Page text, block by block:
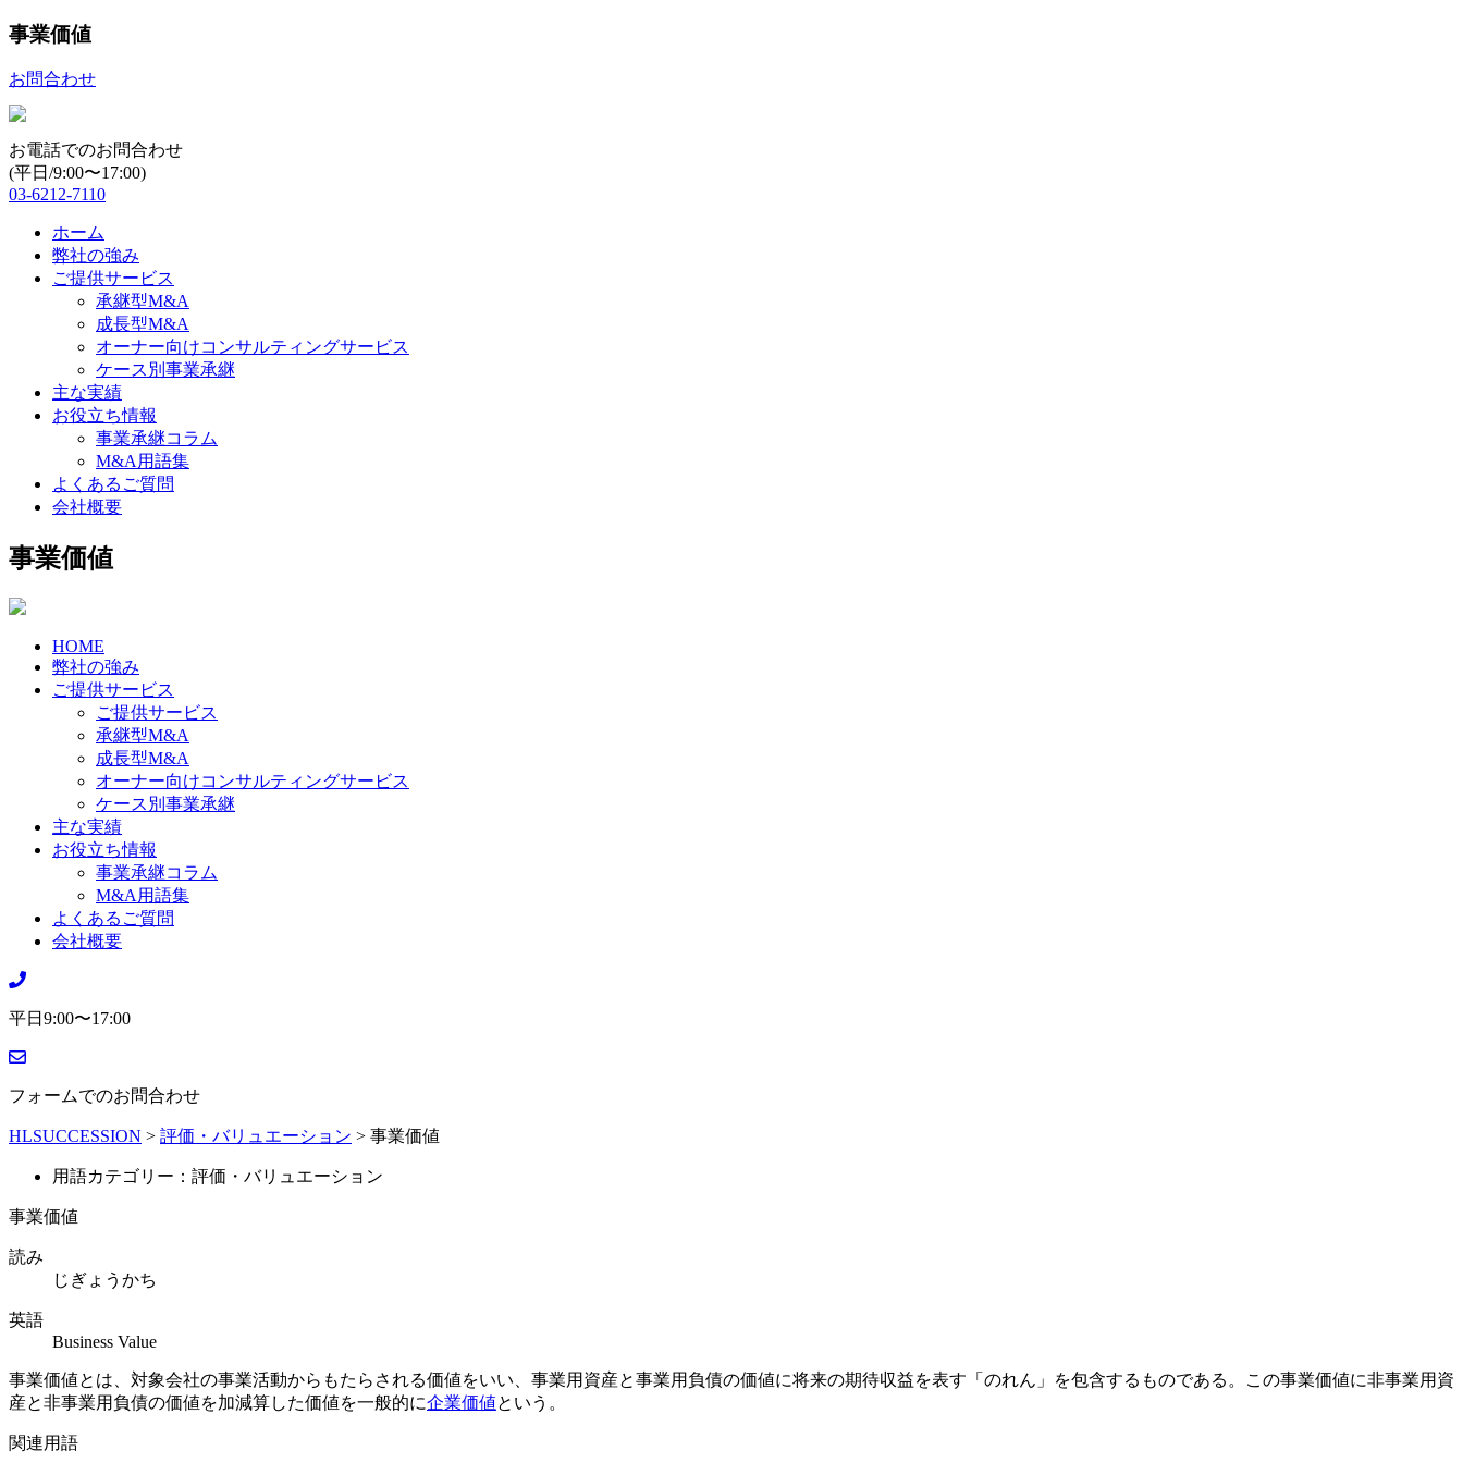
事業価値
お問合わせ
お電話でのお問合わせ
(平日/9:00〜17:00)
03-6212-7110
ホーム
弊社の強み
ご提供サービス
承継型M&A
成長型M&A
オーナー向けコンサルティングサービス
ケース別事業承継
主な実績
お役立ち情報
事業承継コラム
M&A用語集
よくあるご質問
会社概要
事業価値
HOME
弊社の強み
ご提供サービス
ご提供サービス
承継型M&A
成長型M&A
オーナー向けコンサルティングサービス
ケース別事業承継
主な実績
お役立ち情報
事業承継コラム
M&A用語集
よくあるご質問
会社概要
平日9:00〜17:00
フォームでのお問合わせ
HLSUCCESSION > 評価・バリュエーション > 事業価値
用語カテゴリー：評価・バリュエーション
事業価値
読み
じぎょうかち
英語
Business Value
事業価値とは、対象会社の事業活動からもたらされる価値をいい、事業用資産と事業用負債の価値に将来の期待収益を表す「のれん」を包含するものである。この事業価値に非事業用資
産と非事業用負債の価値を加減算した価値を一般的に企業価値という。
関連用語